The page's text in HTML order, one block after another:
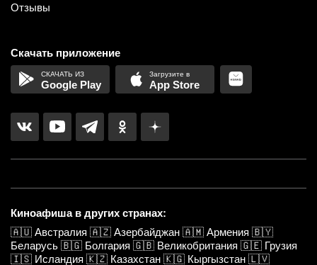
Отзывы
Скачать приложение
Google Play App Store
Киноафиша в других странах:
🇦🇺 Австралия 🇦🇿 Азербайджан 🇦🇲 Армения 🇧🇾
Беларусь 🇧🇬 Болгария 🇬🇧 Великобритания 🇬🇪 Грузия
🇮🇸 Исландия 🇰🇿 Казахстан 🇰🇬 Кыргызстан 🇱🇻